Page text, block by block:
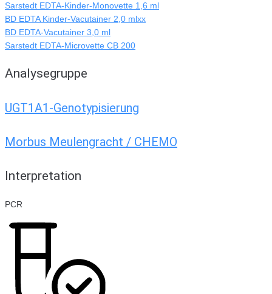
Sarstedt EDTA-Kinder-Monovette 1,6 ml
BD EDTA Kinder-Vacutainer 2,0 mlxx
BD EDTA-Vacutainer 3,0 ml
Sarstedt EDTA-Microvette CB 200
Analysegruppe
UGT1A1-Genotypisierung
Morbus Meulengracht / CHEMO
Interpretation
PCR